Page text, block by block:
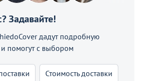
Задавайте!
дадут подробную
помогут с выбором
Стоимость доставки